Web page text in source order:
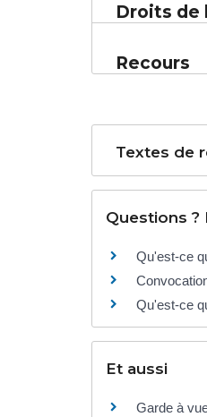
Droits de
Recours
Textes de
Questions ?
Qu'est-ce
Qu'est-ce
Et aussi
Garde à